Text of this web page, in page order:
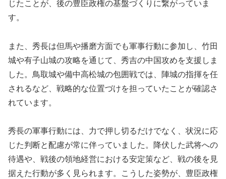
じたことが、後の豊臣政権の基盤づくりに繋がっていま
す。
また、秀長は但馬や播磨方面でも軍事行動に参加し、竹田
城や有子山城の攻略を通じて、秀吉の中国攻めを支援しま
した。鳥取城や備中高松城の包囲戦では、陣城の指揮を任
されるなど、戦略的な位置づけを担っていたことが確認さ
れています。
秀長の軍事行動には、力で押し切るだけでなく、状況に応
じた判断と配慮が常に伴っていました。降伏した武将への
待遇や、戦後の領地経営における安定策など、戦の後を見
据えた行動が多く見られます。こうした姿勢が、豊臣政権